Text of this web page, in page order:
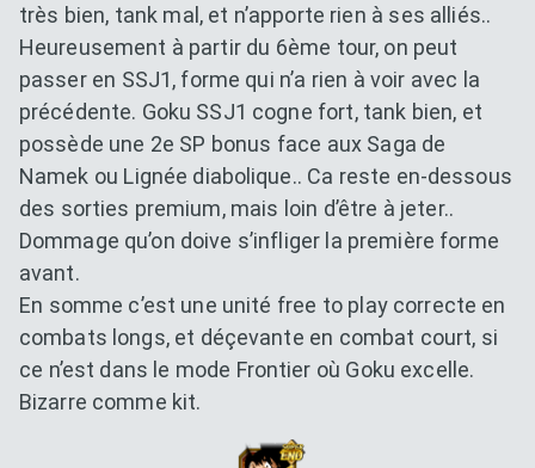
très bien, tank mal, et n’apporte rien à ses alliés..
Heureusement à partir du 6ème tour, on peut
passer en SSJ1, forme qui n’a rien à voir avec la
précédente. Goku SSJ1 cogne fort, tank bien, et
possède une 2e SP bonus face aux Saga de
Namek ou Lignée diabolique.. Ca reste en-dessous
des sorties premium, mais loin d’être à jeter..
Dommage qu’on doive s’infliger la première forme
avant.
En somme c’est une unité free to play correcte en
combats longs, et déçevante en combat court, si
ce n’est dans le mode Frontier où Goku excelle.
Bizarre comme kit.